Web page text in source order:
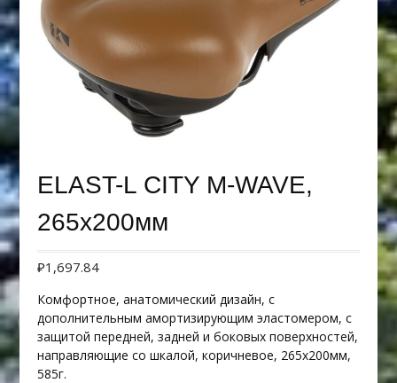
ELAST-L CITY M-WAVE,
265х200мм
₽1,697.84
Комфортное, анатомический дизайн, с
дополнительным амортизирующим эластомером, с
защитой передней, задней и боковых поверхностей,
направляющие со шкалой, коричневое, 265х200мм,
585г.